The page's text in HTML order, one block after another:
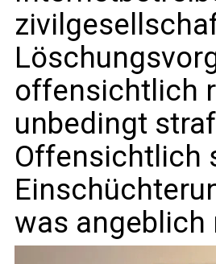
offensichtlich
unbedingt
Offensichtlich
was